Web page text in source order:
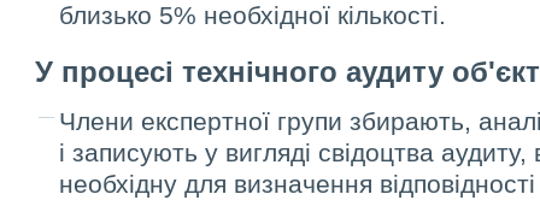
близько 5% необхідної кількості.
У процесі технічного аудиту
Члени експертної групи збирають,
і записують у вигляді свідоцтва
необхідну для визначення